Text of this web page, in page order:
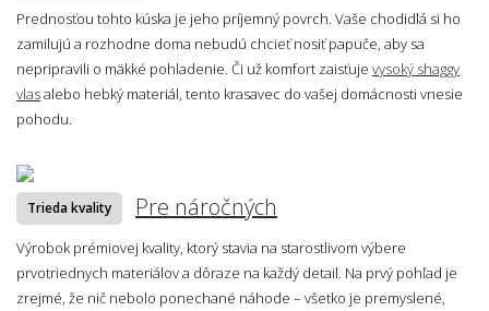
Prednosťou tohto kúska je jeho príjemný povrch. Vaše chodidlá si ho
zamilujú a rozhodne doma nebudú chcieť nosiť papuče, aby sa
nepripravili o mäkké pohladenie. Či už komfort zaisťuje vysoký shaggy
vlasalebo hebký materiál, tento krasavec do vašej domácnosti vnesie
pohodu.
Trieda kvality Pre náročných
Výrobok prémiovej kvality, ktorý stavia na starostlivom výbere
prvotriednych materiálov a dôraze na každý detail. Na prvý pohľad je
zrejmé, že nič nebolo ponechané náhode – všetko je premyslené,